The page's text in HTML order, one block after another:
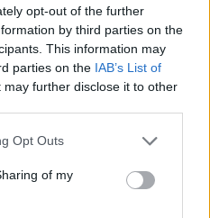
opt-out of the further
by third parties on the
This information may
parties on the IAB’s List of
may further disclose it to other
Opt Outs
of my
vankilassa